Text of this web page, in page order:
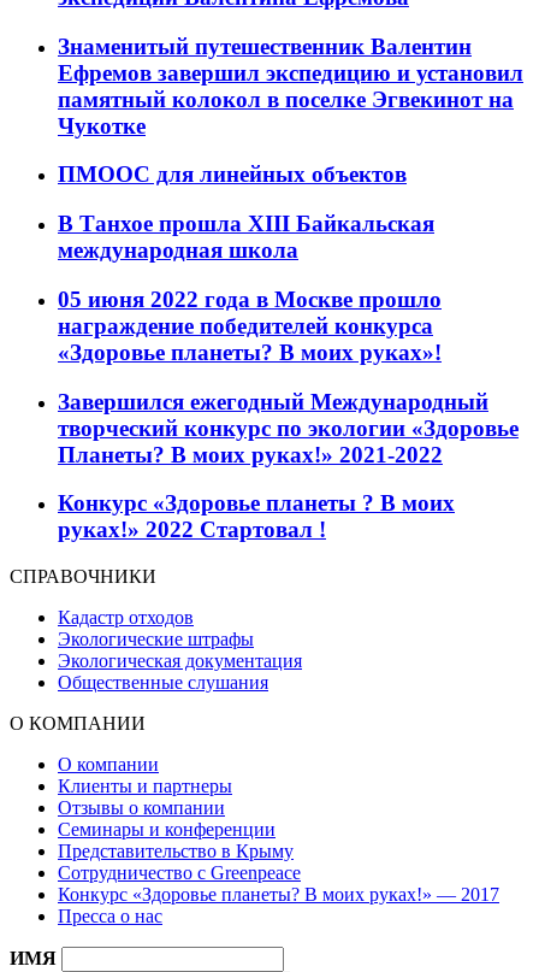
Знаменитый путешественник Валентин
Ефремов завершил экспедицию и установил
памятный колокол в поселке Эгвекинот на
Чукотке
ПМООС для линейных объектов
В Танхое прошла XIII Байкальская
международная школа
05 июня 2022 года в Москве прошло
награждение победителей конкурса
«Здоровье планеты? В моих руках»!
Завершился ежегодный Международный
творческий конкурс по экологии «Здоровье
Планеты? В моих руках!» 2021-2022
Конкурс «Здоровье планеты ? В моих
руках!» 2022 Стартовал !
СПРАВОЧНИКИ
Кадастр отходов
Экологические штрафы
Экологическая документация
Общественные слушания
О КОМПАНИИ
О компании
Клиенты и партнеры
Отзывы о компании
Семинары и конференции
Представительство в Крыму
Сотрудничество с Greenpeace
Конкурс «Здоровье планеты? В моих руках!» — 2017
Пресса о нас
ИМЯ